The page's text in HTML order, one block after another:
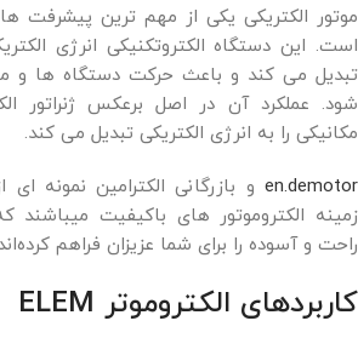
موتور الکتریکی یکی از مهم ترین پیشرفت
است. این دستگاه الکتروتکنیکی انرژی
تبدیل می کند و باعث حرکت دستگاه ها و
شود. عملکرد آن در اصل برعکس ژنراتور
مکانیکی را به انرژی الکتریکی تبدیل می کند.
en.demotor و بازرگانی الکترامین نمونه
زمینه الکتروموتور های باکیفیت
راحت و آسوده را برای شما عزیزان فراهم
کاربردهای الکتروموتر ELEM